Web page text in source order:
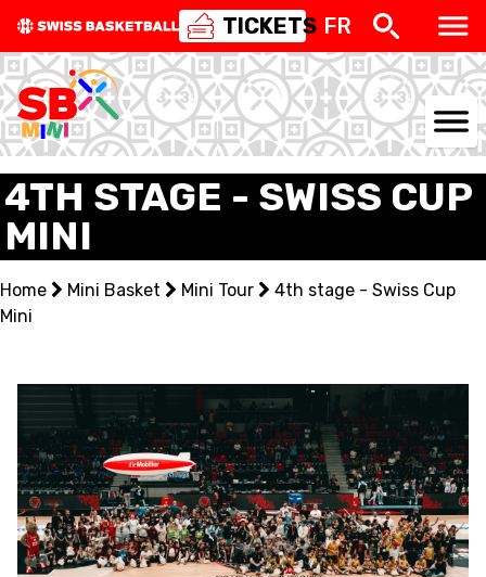
TICKETS FR
NATIONAL TEAMS
CENTRE NATIONAL
NATIONAL COMPETITIONS
EVENTS
3X3
YOUTH
MINI BASKET
FORMATION
4TH STAGE - SWISS CUP
MINI
Home Mini Basket Mini Tour
4th stage - Swiss Cup
Mini